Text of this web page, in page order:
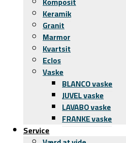
Keramik
Granit
Marmor
Kvartsit
Eclos
Vaske
BLANCO vaske
JUVEL vaske
LAVABO vaske
FRANKE vaske
Service